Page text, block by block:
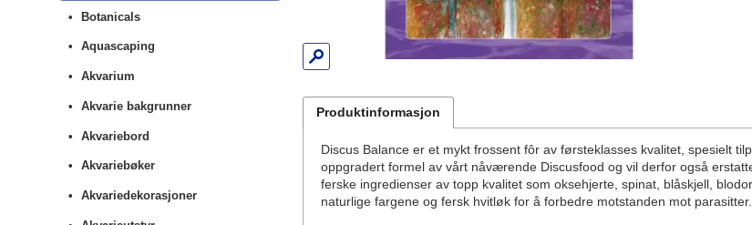
Produktinformasjon
Discus Balance er et mykt frossent fôr av førsteklasses kvalitet, spesielt
oppgradert formel av vårt nåværende Discusfood og vil derfor også
ferske ingredienser av topp kvalitet som oksehjerte, spinat, blåskjell,
naturlige fargene og fersk hvitløk for å forbedre motstanden mot
Botanicals
Aquascaping
Akvarium
Akvarie bakgrunner
Akvariebord
Akvariebøker
Akvariedekorasjoner